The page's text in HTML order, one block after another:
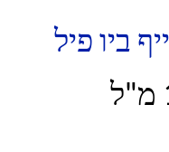
ביו פיל